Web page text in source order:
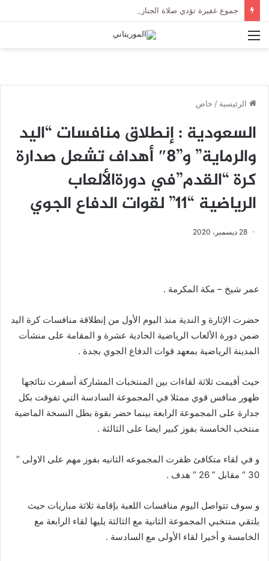
القائمة
الرئيسية / خاص
السعودية : إنطلاق منافسات “اليد
والرماية” و”8″ أهداف تشعل صدارة
كرة “القدم”في دورةالألعاب
الرياضية “11” لقوات الدفاع الجوي
28 ديسمبر، 2020
عمر شيخ – مكة المكرمة .
حضرت الإثارة و الندية منذ اليوم الأول من إنطلاقة منافسات كرة اليد
ضمن دورة الألعاب الرياضية الحادية عشرة و المقامة على منشأت
المدينة الرياضية بمعهد قوات الدفاع الجوي بجدة .
حيث أقيمت ثلاثة لقاءات بين المنتخبات المشاركة أسفرت نتائجها
ظهور منافس قوي ممثلا في المجموعة السادسة التي تفوقت بكل
جدارة على المجموعة الرابعة بينما حضر بقوة بطل النسخة الماضية
منتخب الخامسة بفوز كبير ايضا على الثالثة .
و في لقاء متكافئ ظفرت المجموعه الثانيه بفوز مهم على الاولى ”
30 ” مقابل ” 26 ” هدف .
و سوف تتواصل اليوم منافسات اللعبة بإقامة ثلاثة مباريات حيث
يلتقي منتخبي المجموعة الثانية مع الثالثة يليها لقاء الرابعة مع
الخامسة و أخيرا لقاء الأولى مع السادسة .